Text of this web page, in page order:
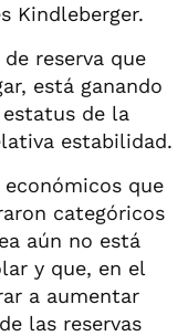
Kindleberger.
reserva que
está ganando
de la
estabilidad.
que
categóricos
aún no está
y que, en el
a aumentar
las reservas